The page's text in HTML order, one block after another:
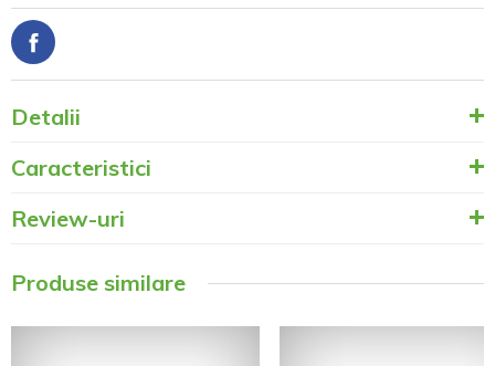
Detalii
Caracteristici
Review-uri
Produse similare